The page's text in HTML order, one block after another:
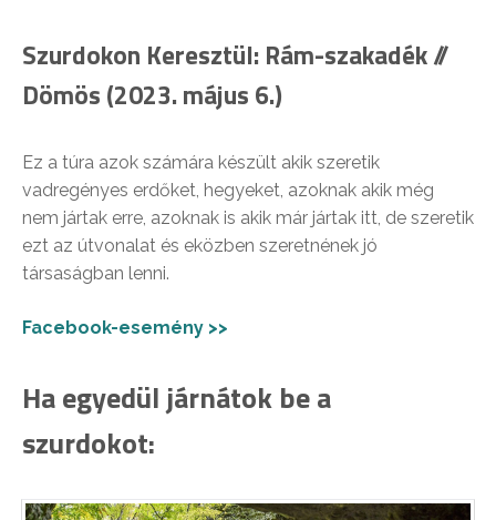
Szurdokon Keresztül: Rám-szakadék //
Dömös (2023. május 6.)
Ez a túra azok számára készült akik szeretik
vadregényes erdőket, hegyeket, azoknak akik még
nem jártak erre, azoknak is akik már jártak itt, de szeretik
ezt az útvonalat és eközben szeretnének jó
társaságban lenni.
Facebook-esemény >>
Ha egyedül járnátok be a
szurdokot: